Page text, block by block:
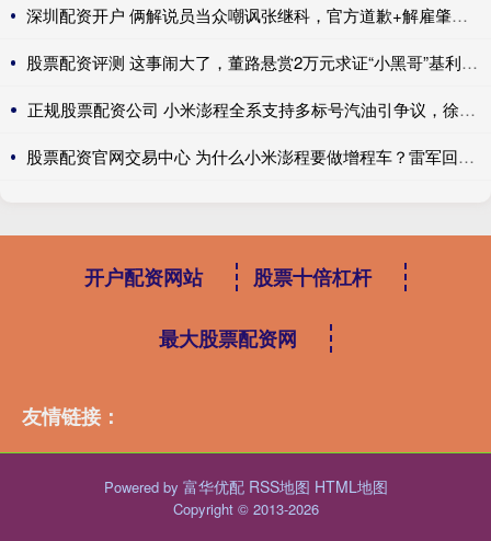
深圳配资开户 俩解说员当众嘲讽张继科，官方道歉+解雇肇事者，有些话不能乱说
股票配资评测 这事闹大了，董路悬赏2万元求证“小黑哥”基利安年龄真伪
正规股票配资公司 小米澎程全系支持多标号汽油引争议，徐洁云：XX
股票配资官网交易中心 为什么小米澎程要做增程车？雷军回应：跟大家理解的不一样
开户配资网站 股票十倍杠杆
最大股票配资网
友情链接：
Powered by 富华优配 RSS地图 HTML地图
Copyright © 2013-2026